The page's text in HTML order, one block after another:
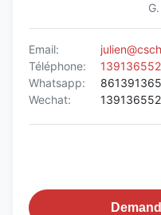
Email:
Téléphone:
Whatsapp:
Wechat: